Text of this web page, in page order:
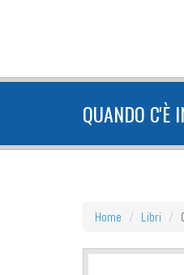
QUANDO C'È
Home Libri